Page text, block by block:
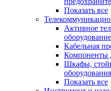
Показать все
Активное
оборудование
Кабельная
Компоненты
Шкафы,
Показать все